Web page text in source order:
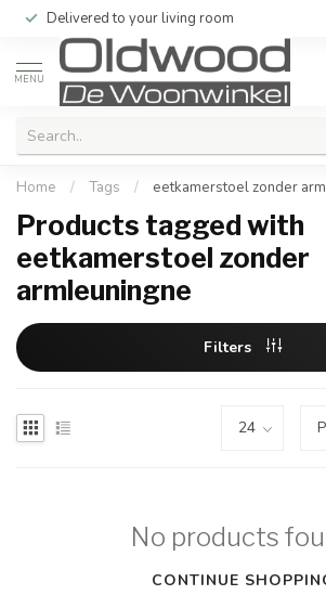
Delivered to your living room
MENU
Home / Tags / eetkamerstoel zonder
Products tagged with
eetkamerstoel zonder
armleuningne
Filters
No products
CONTINUE